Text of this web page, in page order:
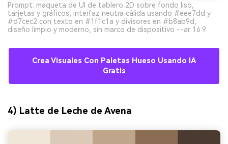
Prompt: maqueta de UI de tablero 2D sobre fondo liso,
tarjetas y gráficos, interfaz neutra cálida usando #eee7dd y
#d7cec2 con texto en #1f1c1a y divisores en #b8ab9d,
diseño limpio y moderno, sin marco de dispositivo --ar 16:9
Crea Visuales Con Paletas Hueso Usando IA
Gratis
4) Latte de Leche de Avena